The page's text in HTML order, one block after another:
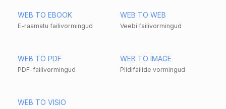
WEB TO EBOOK
E-raamatu failivormingud
WEB TO WEB
Veebi failivormingud
WEB TO PDF
PDF-failivormingud
WEB TO IMAGE
Pildifailide vormingud
WEB TO VISIO